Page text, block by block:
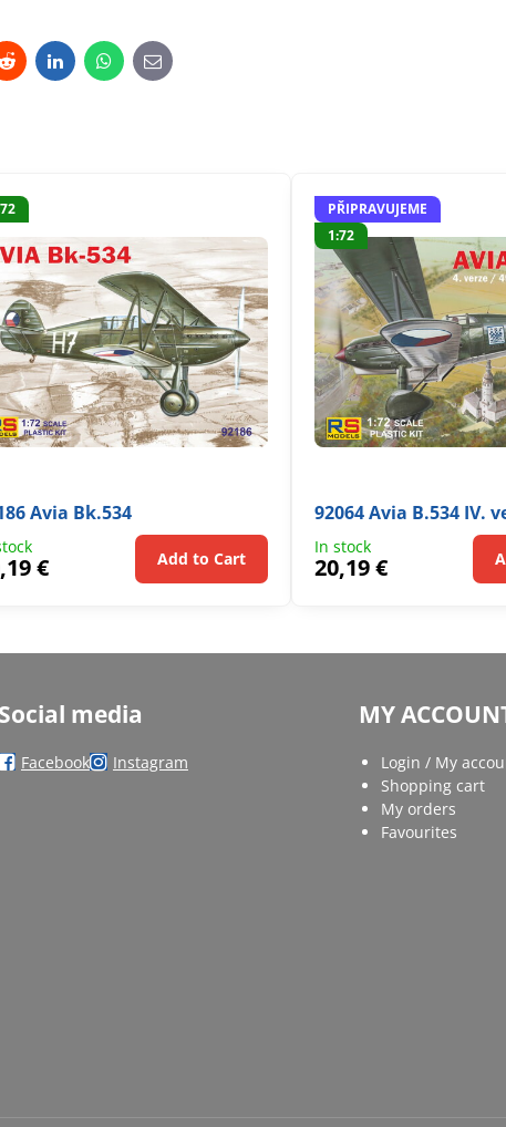
RedditLinkedInWhatsApp
E-
mail
Avia Bk.534
€ Add to Cart
PŘIPRAVUJEME
1:72
92064 Avia B.534 IV.
In stock
20,19 €
Social media
Facebook Instagram
MY
Login / My
Shopping cart
My orders
Favourites